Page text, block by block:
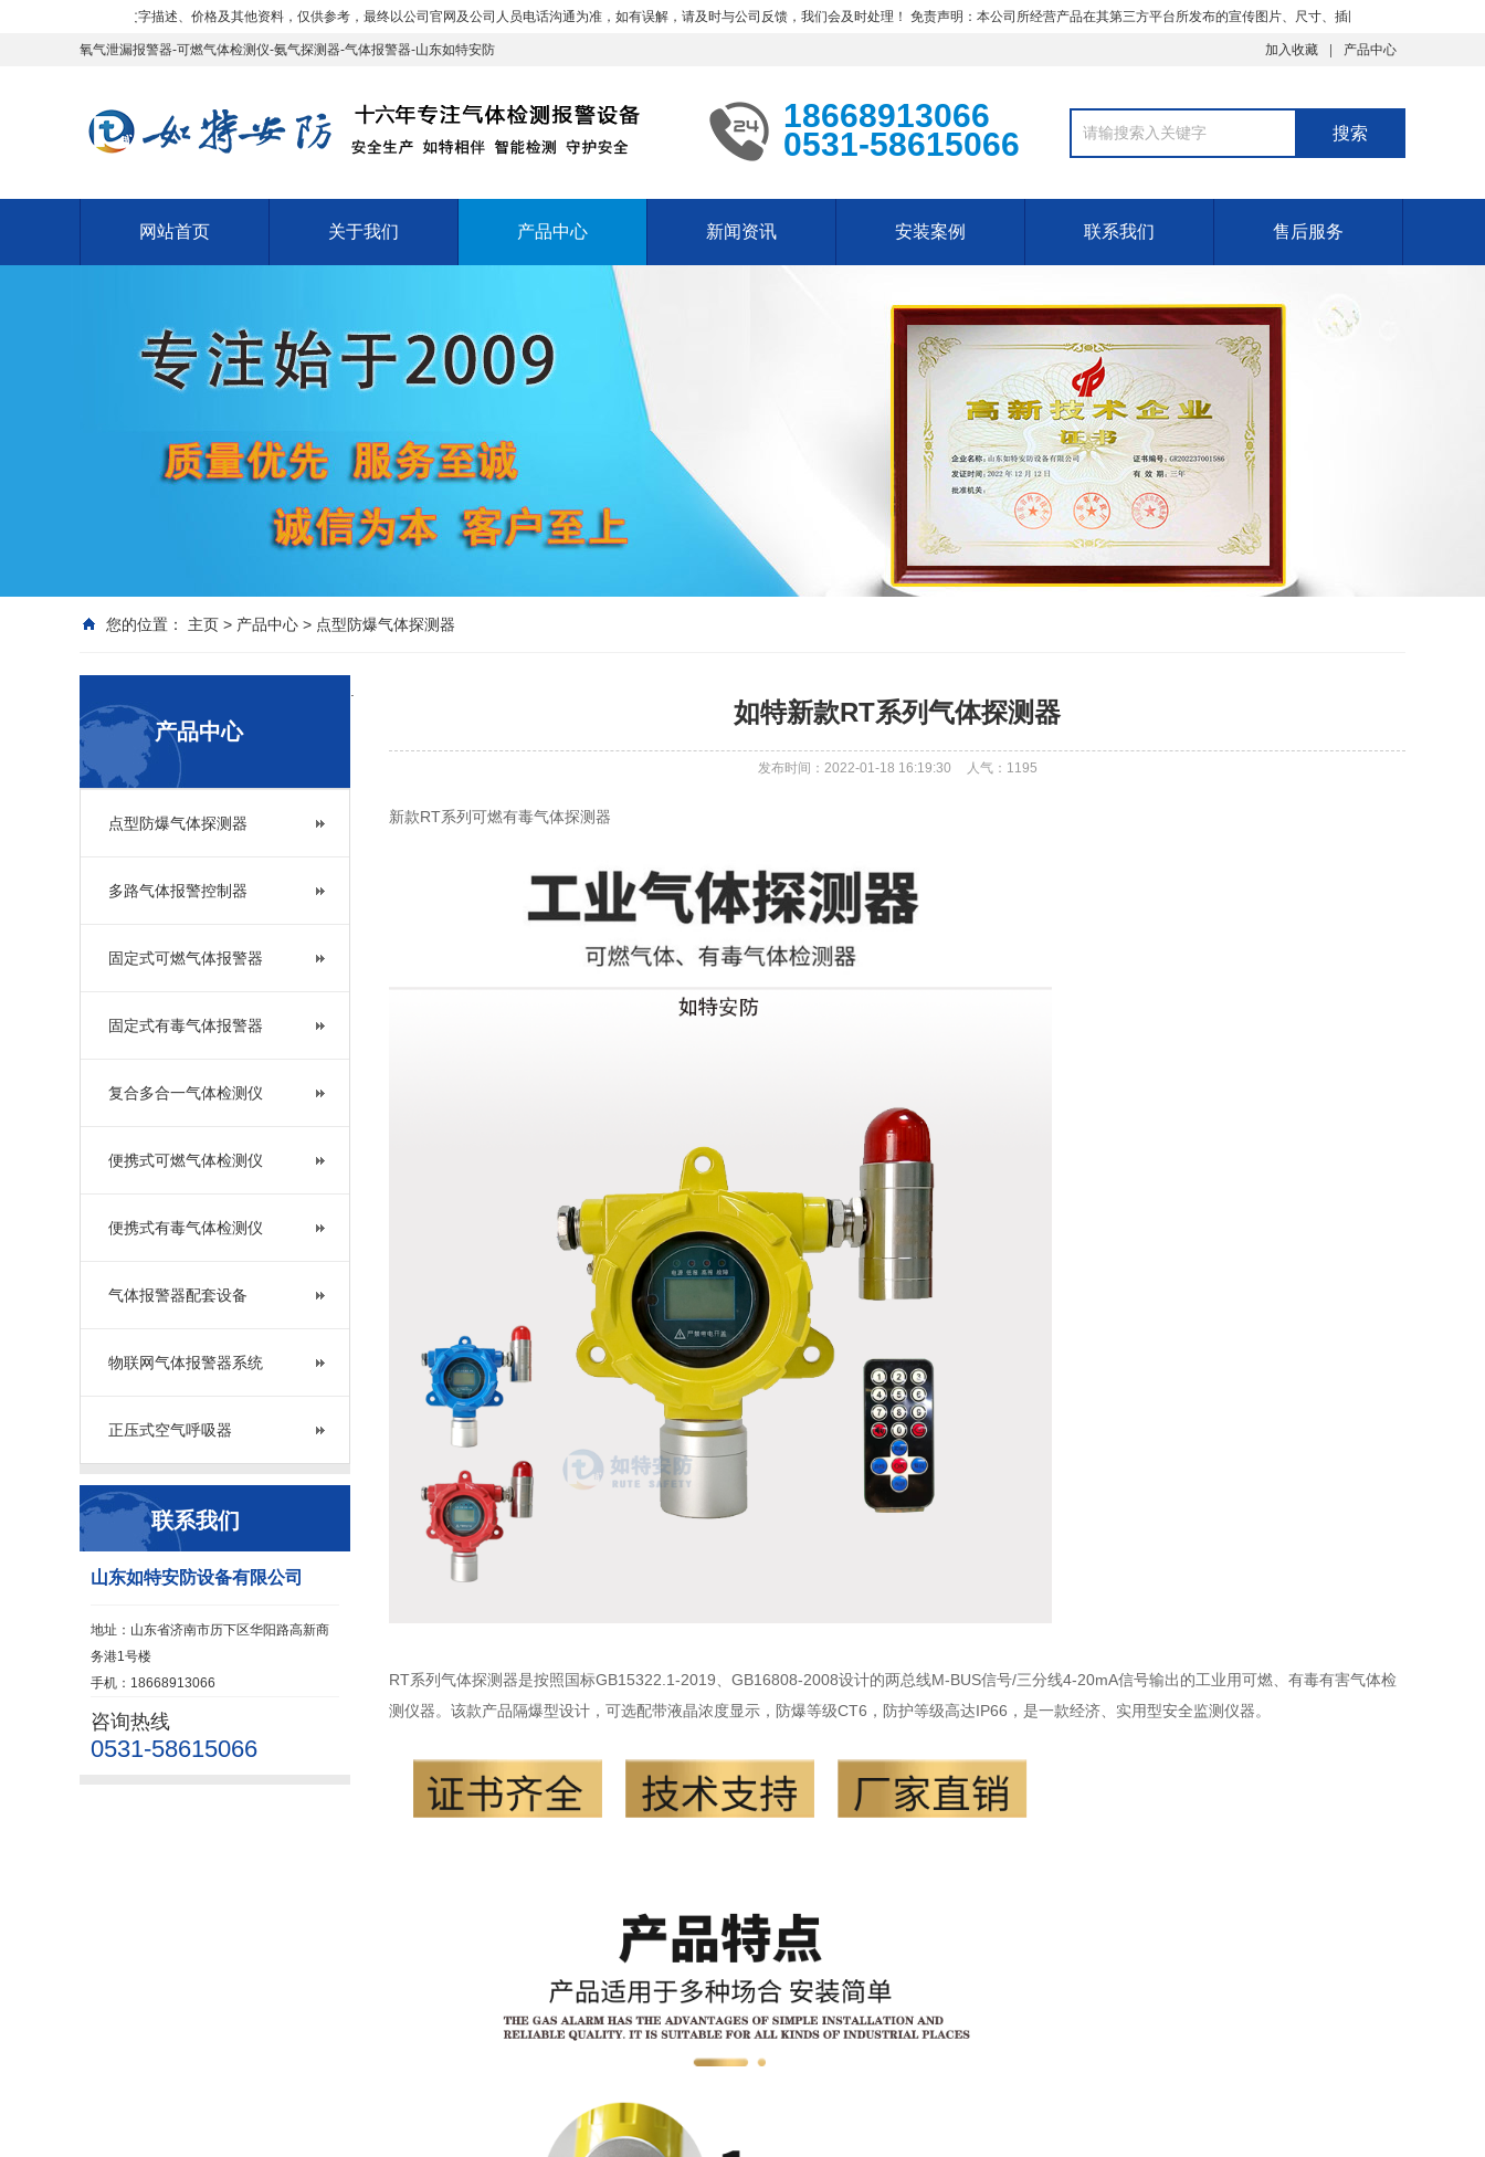
、插图、文字描述、价格及其他资料，仅供参考，最终以公司官网及公司人员电话沟通为准，如有误解，请及时与公司反馈，我们会及时处理！ 免责声明：本公司所经营产品在其第三方平台所发布的宣传图片、尺寸、插图、文字描述、价格及其他资
氧气泄漏报警器-可燃气体检测仪-氨气探测器-气体报警器-山东如特安防 加入收藏 产品中心
18668913066
0531-58615066
网站首页 关于我们 产品中心 新闻资讯 安装案例 联系我们 售后服务
您的位置： 主页 > 产品中心 > 点型防爆气体探测器
产品中心
点型防爆气体探测器
多路气体报警控制器
固定式可燃气体报警器
固定式有毒气体报警器
复合多合一气体检测仪
便携式可燃气体检测仪
便携式有毒气体检测仪
气体报警器配套设备
物联网气体报警器系统
正压式空气呼吸器
联系我们
山东如特安防设备有限公司
地址：山东省济南市历下区华阳路高新商
务港1号楼
手机：18668913066
咨询热线
0531-58615066
如特新款RT系列气体探测器
发布时间：2022-01-18 16:19:30 人气： 1195
新款RT系列可燃有毒气体探测器
RT系列气体探测器是按照国标GB15322.1-2019、GB16808-2008设计的两总线M-BUS信号/三分线4-20mA信号输出的工业用可燃、有毒有害气体检
测仪器。该款产品隔爆型设计，可选配带液晶浓度显示，防爆等级CT6，防护等级高达IP66，是一款经济、实用型安全监测仪器。